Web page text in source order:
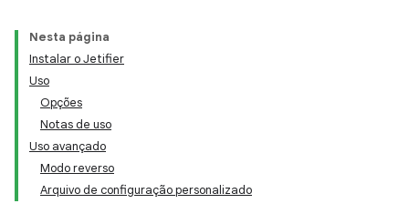
Nesta página
Instalar o Jetifier
Uso
Opções
Notas de uso
Uso avançado
Modo reverso
Arquivo de configuração personalizado